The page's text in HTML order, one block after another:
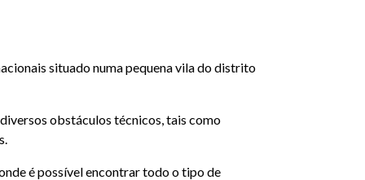
situado numa pequena vila do distrito
obstáculos técnicos, tais como
é possível encontrar todo o tipo de